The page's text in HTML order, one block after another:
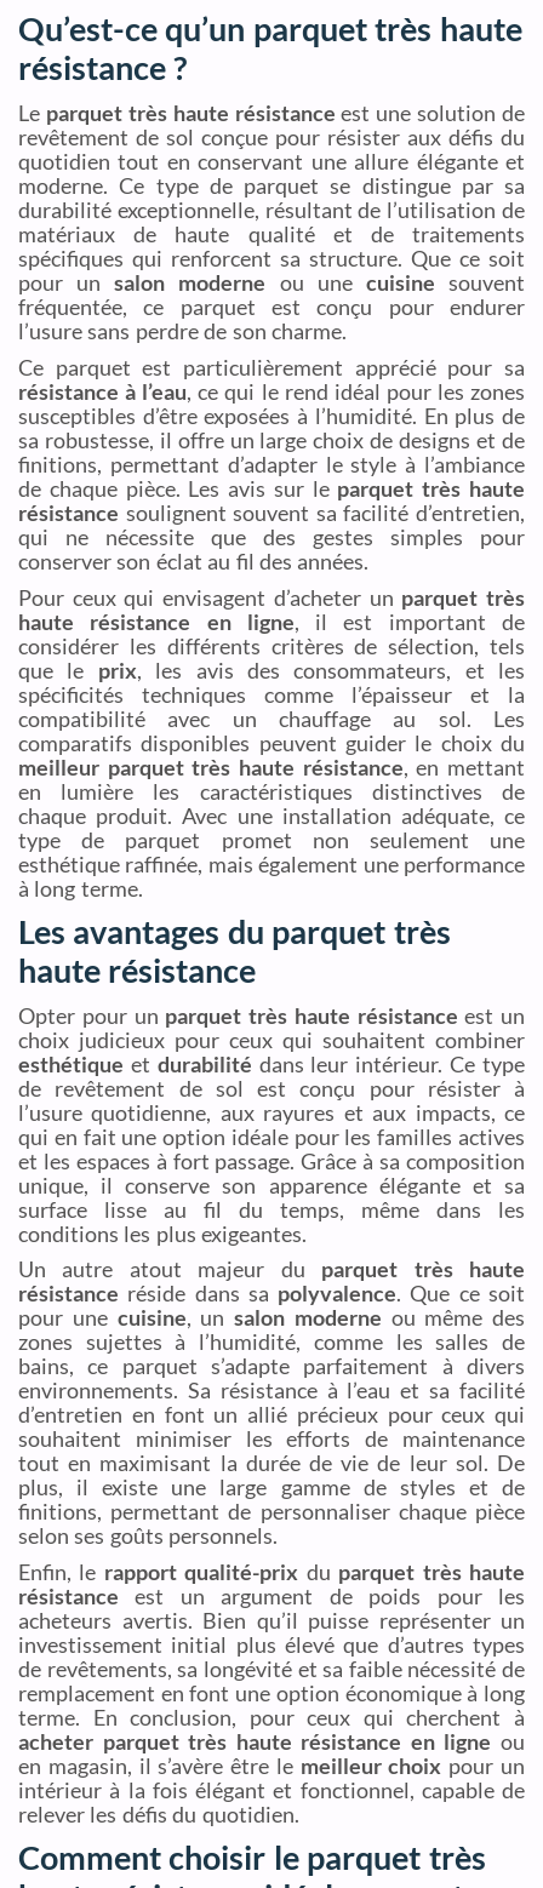
Qu’est-ce qu’un parquet très haute
résistance ?
Le parquet très haute résistance est une solution de
revêtement de sol conçue pour résister aux défis du
quotidien tout en conservant une allure élégante et
moderne. Ce type de parquet se distingue par sa
durabilité exceptionnelle, résultant de l’utilisation de
matériaux de haute qualité et de traitements
spécifiques qui renforcent sa structure. Que ce soit
pour unsalon moderne ou une cuisine souvent
fréquentée, ce parquet est conçu pour endurer
l’usure sans perdre de son charme.
Ce parquet est particulièrement apprécié pour sa
résistance à l’eau, ce qui le rend idéal pour les zones
susceptibles d’être exposées à l’humidité. En plus de
sa robustesse, il offre un large choix de designs et de
finitions, permettant d’adapter le style à l’ambiance
de chaque pièce. Les avis sur le parquet très haute
résistance soulignent souvent sa facilité d’entretien,
qui ne nécessite que des gestes simples pour
conserver son éclat au fil des années.
Pour ceux qui envisagent d’acheter un parquet très
haute résistance en ligne, il est important de
considérer les différents critères de sélection, tels
que le prix, les avis des consommateurs, et les
spécificités techniques comme l’épaisseur et la
compatibilité avec un chauffage au sol. Les
comparatifs disponibles peuvent guider le choix du
meilleur parquet très haute résistance, en mettant
en lumière les caractéristiques distinctives de
chaque produit. Avec une installation adéquate, ce
type de parquet promet non seulement une
esthétique raffinée, mais également une performance
à long terme.
Les avantages du parquet très
haute résistance
Opter pour un parquet très haute résistance est un
choix judicieux pour ceux qui souhaitent combiner
esthétique et durabilité dans leur intérieur. Ce type
de revêtement de sol est conçu pour résister à
l’usure quotidienne, aux rayures et aux impacts, ce
qui en fait une option idéale pour les familles actives
et les espaces à fort passage. Grâce à sa composition
unique, il conserve son apparence élégante et sa
surface lisse au fil du temps, même dans les
conditions les plus exigeantes.
Un autre atout majeur du parquet très haute
résistance réside dans sa polyvalence. Que ce soit
pour une cuisine, un salon moderne ou même des
zones sujettes à l’humidité, comme les salles de
bains, ce parquet s’adapte parfaitement à divers
environnements. Sa résistance à l’eau et sa facilité
d’entretien en font un allié précieux pour ceux qui
souhaitent minimiser les efforts de maintenance
tout en maximisant la durée de vie de leur sol. De
plus, il existe une large gamme de styles et de
finitions, permettant de personnaliser chaque pièce
selon ses goûts personnels.
Enfin, le rapport qualité-prix du parquet très haute
résistance est un argument de poids pour les
acheteurs avertis. Bien qu’il puisse représenter un
investissement initial plus élevé que d’autres types
de revêtements, sa longévité et sa faible nécessité de
remplacement en font une option économique à long
terme. En conclusion, pour ceux qui cherchent à
acheter parquet très haute résistance en ligne ou
en magasin, il s’avère être le meilleur choix pour un
intérieur à la fois élégant et fonctionnel, capable de
relever les défis du quotidien.
Comment choisir le parquet très